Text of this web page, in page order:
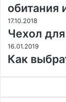
обитания
17.10.2018
Чехол
16.01.2019
Как